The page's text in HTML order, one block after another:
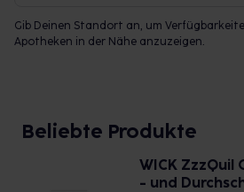
Gib Deinen Standort an, um
Apotheken in der Nähe anzuzeigen.
Beliebte Produkte
WICK ZzzQuil
- und